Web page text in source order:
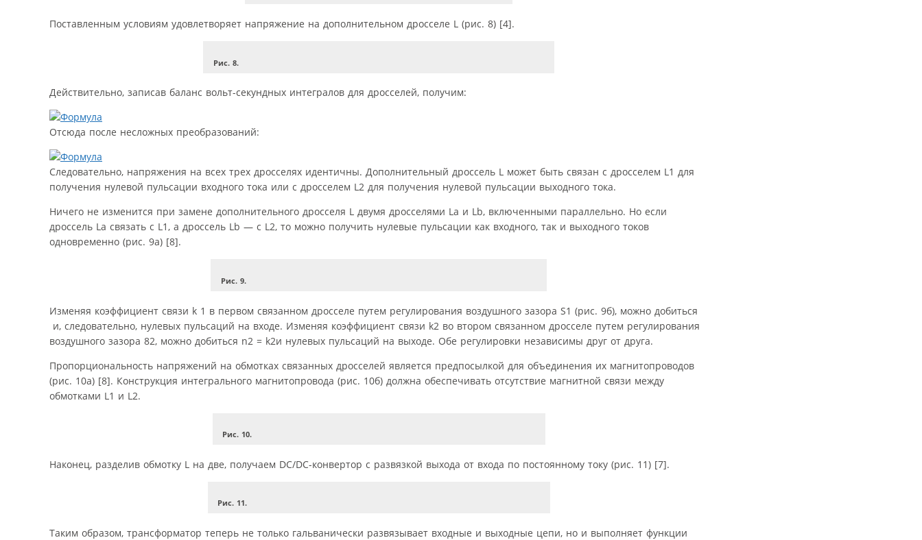
Поставленным условиям удовлетворяет напряжение на дополнительном дросселе L (рис. 8) [4].
Рис. 8.
Действительно, записав баланс вольт-секундных интегралов для дросселей, получим:
Отсюда после несложных преобразований:
Следовательно, напряжения на всех трех дросселях идентичны. Дополнительный дроссель L может быть связан с дросселем L1 для
получения нулевой пульсации входного тока или с дросселем L2 для получения нулевой пульсации выходного тока.
Ничего не изменится при замене дополнительного дросселя L двумя дросселями La и Lb, включенными параллельно. Но если
дроссель La связать с L1, а дроссель Lb — с L2, то можно получить нулевые пульсации как входного, так и выходного токов
одновременно (рис. 9а) [8].
Рис. 9.
Изменяя коэффициент связи k 1 в первом связанном дросселе путем регулирования воздушного зазора S1 (рис. 9б), можно добиться
и, следовательно, нулевых пульсаций на входе. Изменяя коэффициент связи k2 во втором связанном дросселе путем регулирования
воздушного зазора 82, можно добиться n2 = k2и нулевых пульсаций на выходе. Обе регулировки независимы друг от друга.
Пропорциональность напряжений на обмотках связанных дросселей является предпосылкой для объединения их магнитопроводов
(рис. 10а) [8]. Конструкция интегрального магнитопровода (рис. 10б) должна обеспечивать отсутствие магнитной связи между
обмотками L1 и L2.
Рис. 10.
Наконец, разделив обмотку L на две, получаем DC/DC-конвертор с развязкой выхода от входа по постоянному току (рис. 11) [7].
Рис. 11.
Таким образом, трансформатор теперь не только гальванически развязывает входные и выходные цепи, но и выполняет функции